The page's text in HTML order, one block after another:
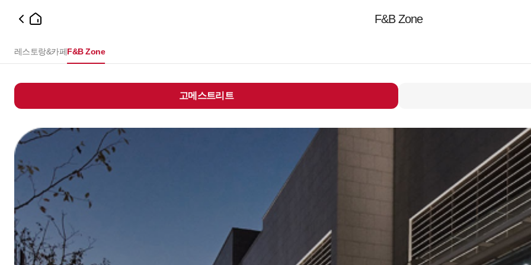
F&B Zone
레스토랑&카페F&B Zone
고메스트리트